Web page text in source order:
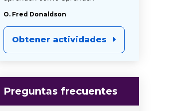
O. Fred Donaldson
Obtener actividades
Preguntas frecuentes